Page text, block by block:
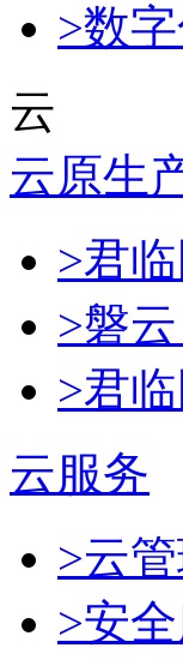
>数
云
云原生
>君
>磐
>君
云服务
>云
>安